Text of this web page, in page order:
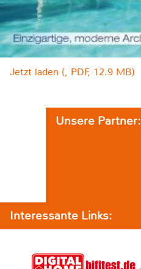
Jetzt laden (, PDF, 12.9 MB)
Unsere Partner:
Interessante Links: